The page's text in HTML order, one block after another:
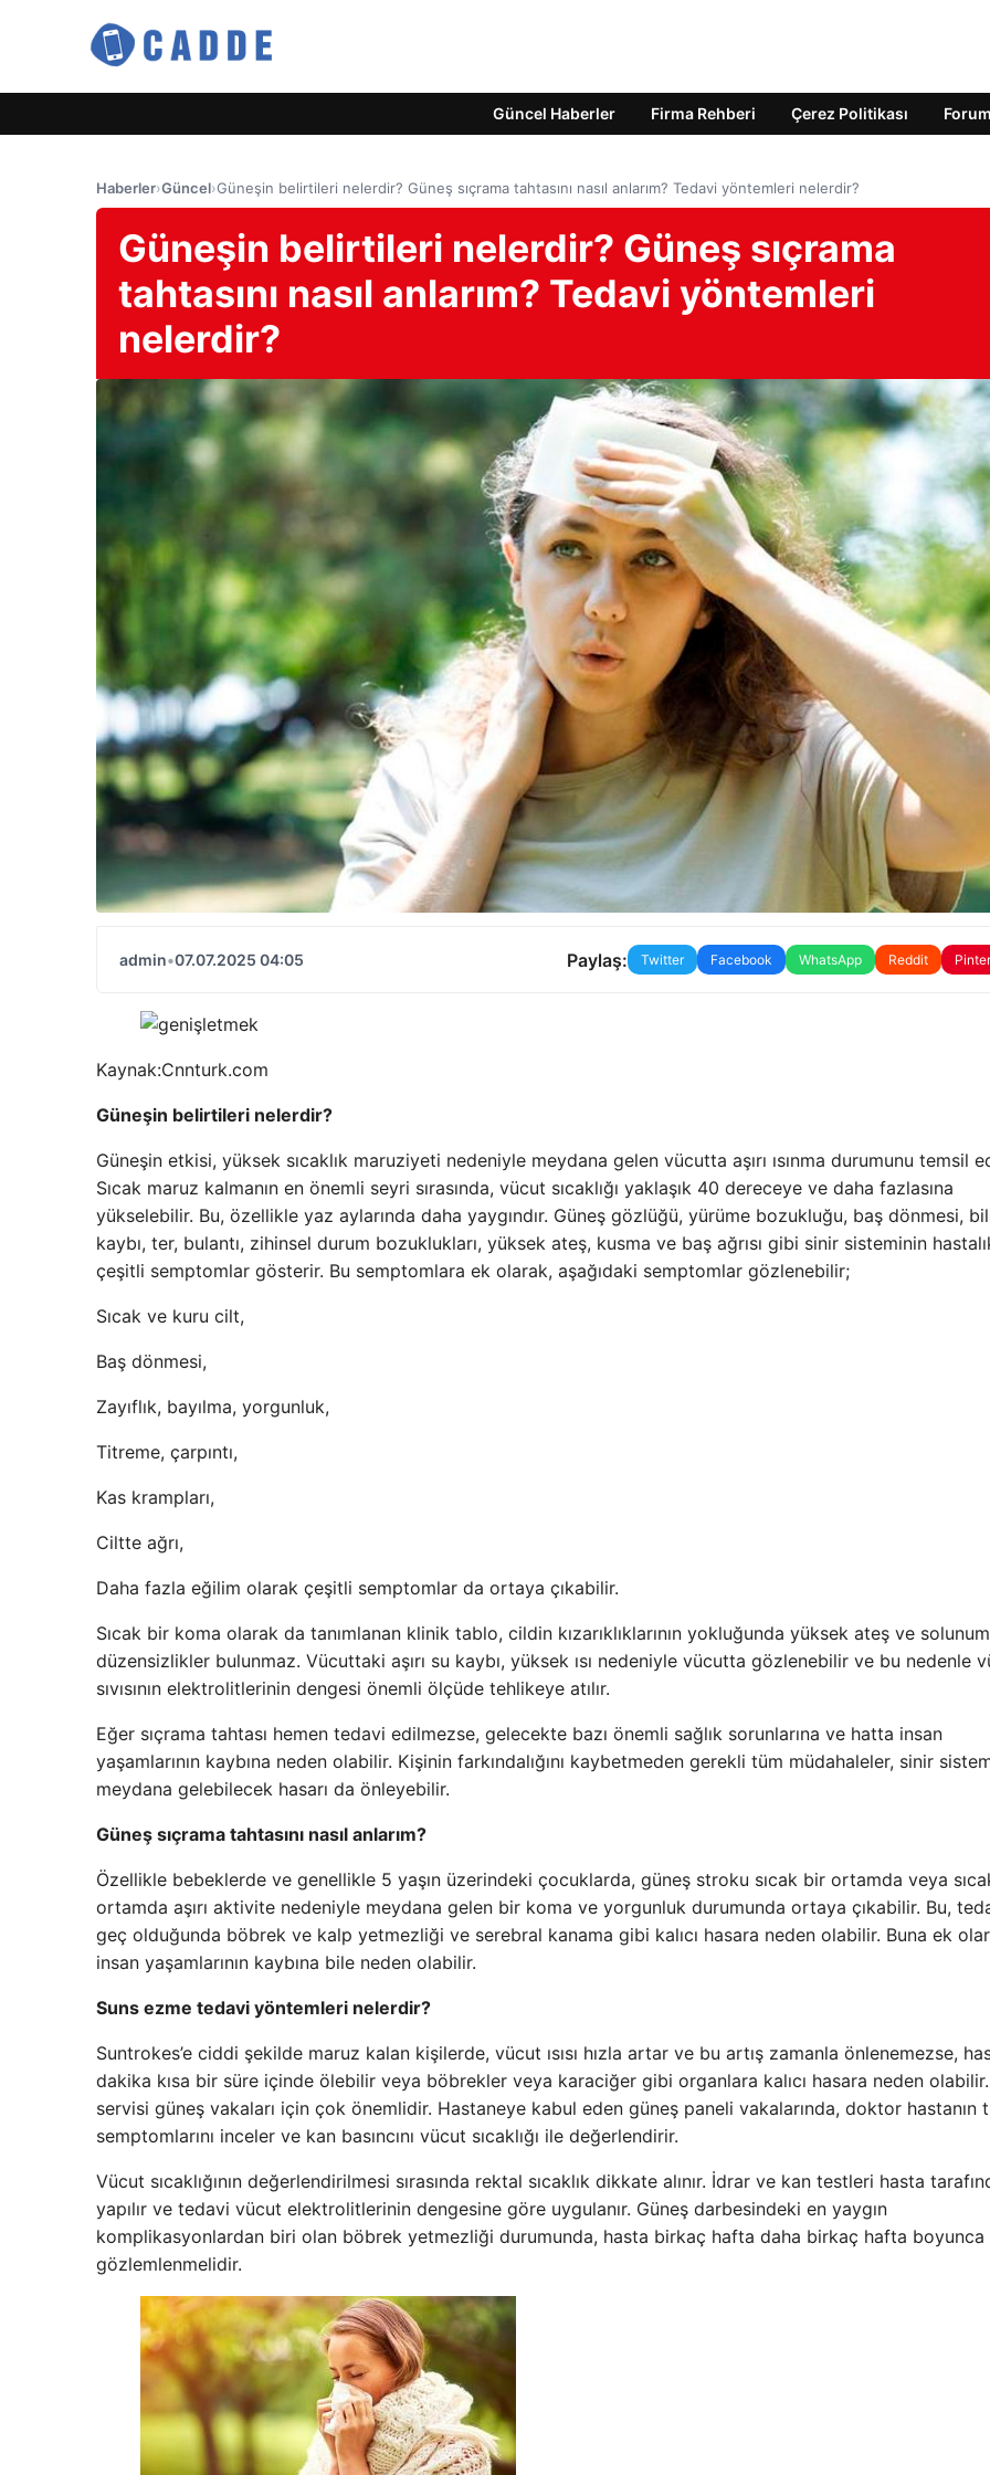
Güncel Haberler Firma Rehberi Çerez Politikası Forum
Haberler›Güncel›Güneşin belirtileri nelerdir? Güneş sıçrama tahtasını nasıl anlarım? Tedavi yöntemleri nelerdir?
Güneşin belirtileri nelerdir? Güneş sıçrama
tahtasını nasıl anlarım? Tedavi yöntemleri
nelerdir?
admin•07.07.2025 04:05 Paylaş: Twitter Facebook WhatsApp Reddit
Kaynak:Cnnturk.com
Güneşin belirtileri nelerdir?
Güneşin etkisi, yüksek sıcaklık maruziyeti nedeniyle meydana gelen vücutta aşırı ısınma durumunu temsil
Sıcak maruz kalmanın en önemli seyri sırasında, vücut sıcaklığı yaklaşık 40 dereceye ve daha fazlasına
yükselebilir. Bu, özellikle yaz aylarında daha yaygındır. Güneş gözlüğü, yürüme bozukluğu, baş dönmesi,
kaybı, ter, bulantı, zihinsel durum bozuklukları, yüksek ateş, kusma ve baş ağrısı gibi sinir sisteminin
çeşitli semptomlar gösterir. Bu semptomlara ek olarak, aşağıdaki semptomlar gözlenebilir;
Sıcak ve kuru cilt,
Baş dönmesi,
Zayıflık, bayılma, yorgunluk,
Titreme, çarpıntı,
Kas krampları,
Ciltte ağrı,
Daha fazla eğilim olarak çeşitli semptomlar da ortaya çıkabilir.
Sıcak bir koma olarak da tanımlanan klinik tablo, cildin kızarıklıklarının yokluğunda yüksek ateş ve
düzensizlikler bulunmaz. Vücuttaki aşırı su kaybı, yüksek ısı nedeniyle vücutta gözlenebilir ve bu nedenle
sıvısının elektrolitlerinin dengesi önemli ölçüde tehlikeye atılır.
Eğer sıçrama tahtası hemen tedavi edilmezse, gelecekte bazı önemli sağlık sorunlarına ve hatta insan
yaşamlarının kaybına neden olabilir. Kişinin farkındalığını kaybetmeden gerekli tüm müdahaleler, sinir
meydana gelebilecek hasarı da önleyebilir.
Güneş sıçrama tahtasını nasıl anlarım?
Özellikle bebeklerde ve genellikle 5 yaşın üzerindeki çocuklarda, güneş stroku sıcak bir ortamda veya
ortamda aşırı aktivite nedeniyle meydana gelen bir koma ve yorgunluk durumunda ortaya çıkabilir. Bu,
geç olduğunda böbrek ve kalp yetmezliği ve serebral kanama gibi kalıcı hasara neden olabilir. Buna ek
insan yaşamlarının kaybına bile neden olabilir.
Suns ezme tedavi yöntemleri nelerdir?
Suntrokes’e ciddi şekilde maruz kalan kişilerde, vücut ısısı hızla artar ve bu artış zamanla önlenemezse,
dakika kısa bir süre içinde ölebilir veya böbrekler veya karaciğer gibi organlara kalıcı hasara neden
servisi güneş vakaları için çok önemlidir. Hastaneye kabul eden güneş paneli vakalarında, doktor hastanın
semptomlarını inceler ve kan basıncını vücut sıcaklığı ile değerlendirir.
Vücut sıcaklığının değerlendirilmesi sırasında rektal sıcaklık dikkate alınır. İdrar ve kan testleri hasta
yapılır ve tedavi vücut elektrolitlerinin dengesine göre uygulanır. Güneş darbesindeki en yaygın
komplikasyonlardan biri olan böbrek yetmezliği durumunda, hasta birkaç hafta daha birkaç hafta boyunca
gözlemlenmelidir.